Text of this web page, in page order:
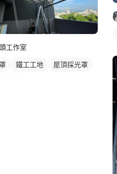
工作室
鐵工工地
屋頂採光罩